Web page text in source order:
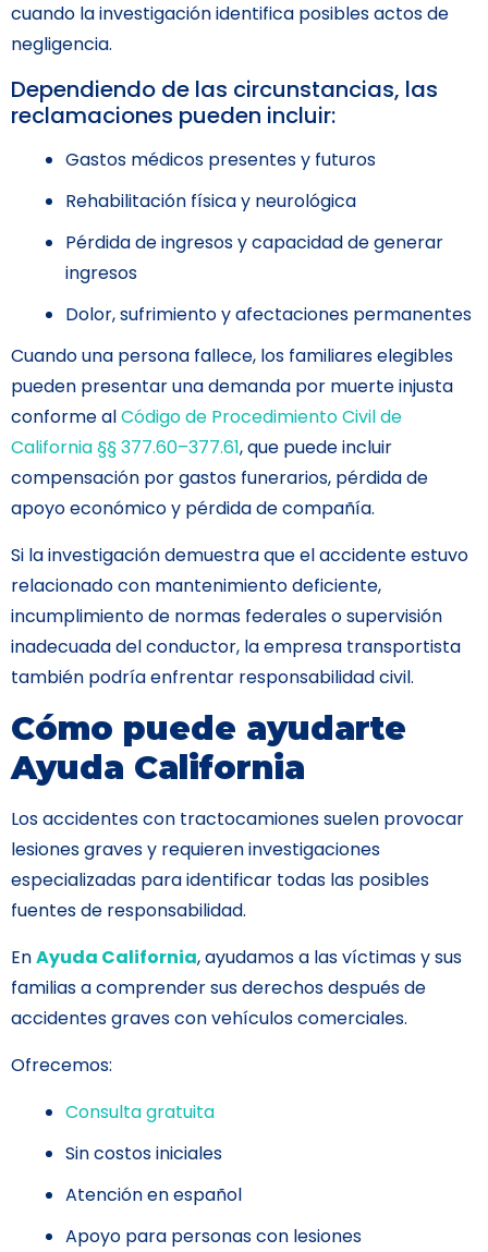
cuando la investigación identifica posibles actos de
negligencia.
Dependiendo de las circunstancias, las
reclamaciones pueden incluir:
Gastos médicos presentes y futuros
Rehabilitación física y neurológica
Pérdida de ingresos y capacidad de generar
ingresos
Dolor, sufrimiento y afectaciones permanentes
Cuando una persona fallece, los familiares elegibles
pueden presentar una demanda por muerte injusta
conforme alCódigo de Procedimiento Civil de
California §§ 377.60–377.61, que puede incluir
compensación por gastos funerarios, pérdida de
apoyo económico y pérdida de compañía.
Si la investigación demuestra que el accidente estuvo
relacionado con mantenimiento deficiente,
incumplimiento de normas federales o supervisión
inadecuada del conductor, la empresa transportista
también podría enfrentar responsabilidad civil.
Cómo puede ayudarte
Ayuda California
Los accidentes con tractocamiones suelen provocar
lesiones graves y requieren investigaciones
especializadas para identificar todas las posibles
fuentes de responsabilidad.
EnAyuda California, ayudamos a las víctimas y sus
familias a comprender sus derechos después de
accidentes graves con vehículos comerciales.
Ofrecemos:
Consulta gratuita
Sin costos iniciales
Atención en español
Apoyo para personas con lesiones